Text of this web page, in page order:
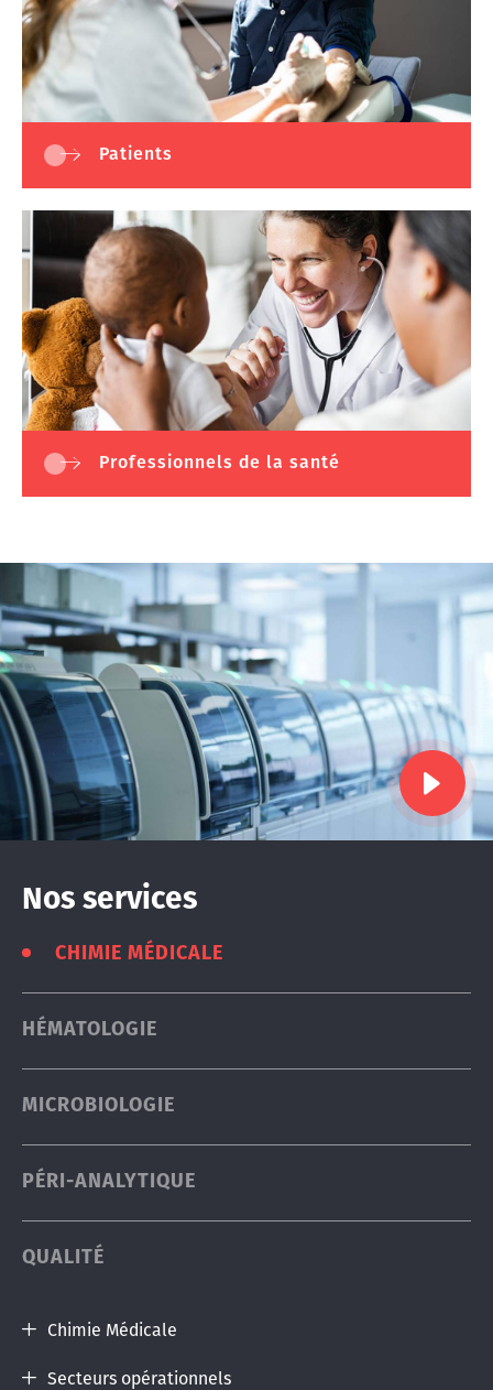
Patients
Professionnels de la santé
Play
Nos services
CHIMIE MÉDICALE
HÉMATOLOGIE
MICROBIOLOGIE
PÉRI-ANALYTIQUE
QUALITÉ
Chimie Médicale
Secteurs opérationnels